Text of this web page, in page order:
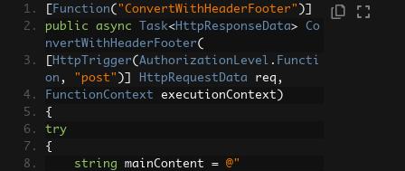
Function( "ConvertWithHeaderFooter" )]
public
async Task<HttpResponseData>
Co
nvertWithHeaderFooter(
HttpTrigger( AuthorizationLevel . Functi
on , "post" )] HttpRequestData req ,
FunctionContext executionContext )
{
try
{
string mainContent =
@"